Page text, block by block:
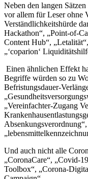
Neben den langen
vor allem für Leser ohne
Verständlichkeitshürde
Hackathon“, „Point-of-
Content Hub“,
„‘coparion‘
Einen ähnlichen Effekt
Begriffe würden so zu
Befristungsdauer-
„Vereinfachter-Zugang
Und auch nicht alle
„CoronaCare“, „Covid-
Toolbox“, „Corona-